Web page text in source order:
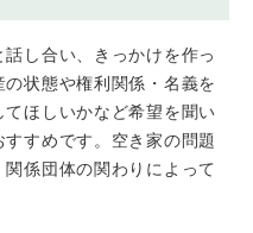
し合い、きっかけを作っ
状態や権利関係・名義を
ほしいかなど希望を聞い
すめです。空き家の問題
係団体の関わりによって